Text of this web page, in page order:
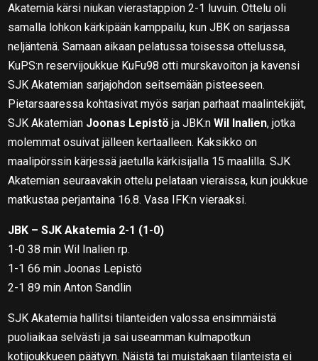
Akatemia kärsi niukan vierastappion 2-1 luvuin. Ottelu oli
samalla lohkon kärkipään kamppailu, kun JBK on sarjassa
neljäntenä. Samaan aikaan pelatussa toisessa ottelussa,
KuPS:n reservijoukkue KuFu98 otti murskavoiton ja kavensi
SJK Akatemian sarjajohdon seitsemään pisteeseen.
Pietarsaaressa kohtasivat myös sarjan parhaat maalintekijät,
SJK Akatemian Joonas Lepistö ja JBK:nWil Inalien, jotka
molemmat osuivat jälleen kertaalleen. Kaksikko on
maalipörssin kärjessä jaetulla kärkisijalla 15 maalilla. SJK
Akatemian seuraavakin ottelu pelataan vieraissa, kun joukkue
matkustaa perjantaina 16.8. Vasa IFK:n vieraaksi.
JBK – SJK Akatemia 2-1 (1-0)
1-0 38 min Wil Inalien rp.
1-1 66 min Joonas Lepistö
2-1 89 min Anton Sandlin
SJK Akatemia hallitsi tilanteiden valossa ensimmäistä
puoliaikaa selvästi ja sai useamman kulmapotkun
kotijoukkueen päätyyn. Näistä tai muistakaan tilanteista ei